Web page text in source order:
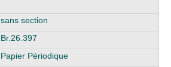
sans section
Br.26.397
Papier Périodique